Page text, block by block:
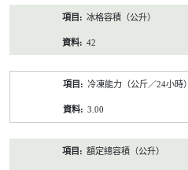
冰格容積（公升）
42
冷凍能力（公斤／24小時）
3.00
額定總容積（公升）